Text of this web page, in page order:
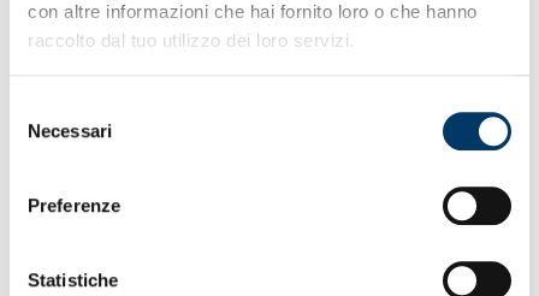
con altre informazioni che hai fornito loro o che hanno
raccolto dal tuo utilizzo dei loro servizi.
delNecessari
Preferenze
Statistiche
Under 14 per Gradinata Zena e Laterale richiedibile al
Ticket Office al Porto Antico in base alle procedure in
genoacfc.vivaticket.it
Ticket Office via al Porto Antico 4 – Genova
(aperto nel fine settimana e anche lunedì 28/10 in orario
Ricevitorie Vivaticket